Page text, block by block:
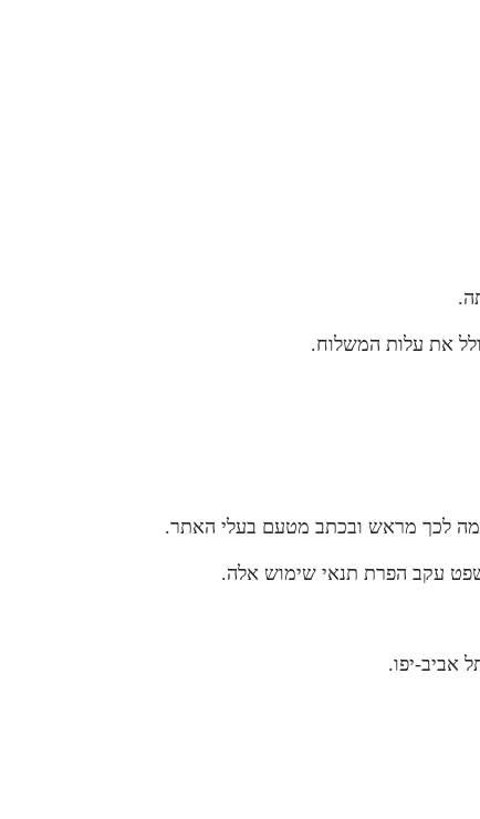
את עלות המשלוח.
לכך מראש ובכתב מטעם בעלי האתר.
עקב הפרת תנאי שימוש אלה.
אביב-יפו.